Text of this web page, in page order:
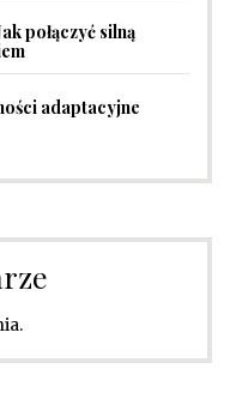
połączyć silną
adaptacyjne